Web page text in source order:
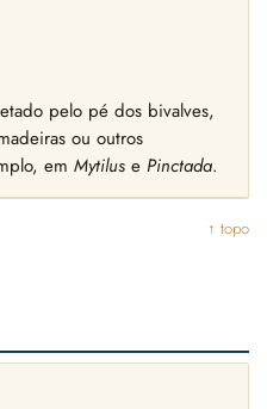
pelo pé dos bivalves,
ou outros
em Mytilus e Pinctada.
↑ topo